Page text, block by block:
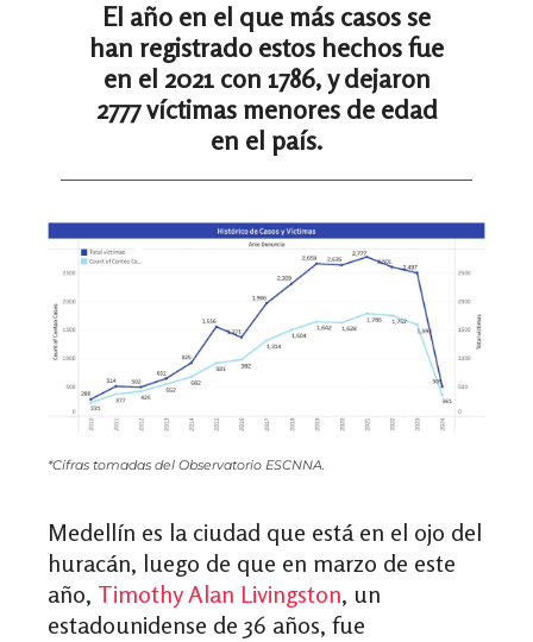
El año en el que más casos se
han registrado estos hechos fue
en el 2021 con 1786, y dejaron
2777 víctimas menores de edad
en el país.
*Cifras tomadas del Observatorio ESCNNA.
Medellín es la ciudad que está en el ojo del
huracán, luego de que en marzo de este
año, Timothy Alan Livingston, un
estadounidense de 36 años, fue